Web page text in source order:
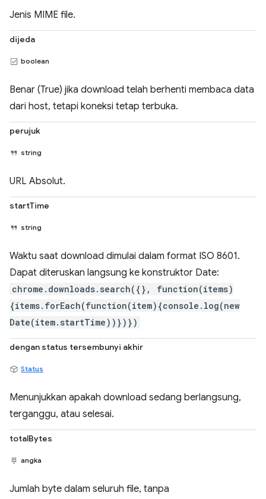
Jenis MIME file.
dijeda
boolean
Benar (True) jika download telah berhenti membaca data
dari host, tetapi koneksi tetap terbuka.
perujuk
string
URL Absolut.
startTime
string
Waktu saat download dimulai dalam format ISO 8601.
Dapat diteruskan langsung ke konstruktor Date:
chrome.downloads.search({}, function(items)
{items.forEach(function(item){console.log(new
Date(item.startTime))})})
dengan status tersembunyi akhir
Status
Menunjukkan apakah download sedang berlangsung,
terganggu, atau selesai.
totalBytes
angka
Jumlah byte dalam seluruh file, tanpa